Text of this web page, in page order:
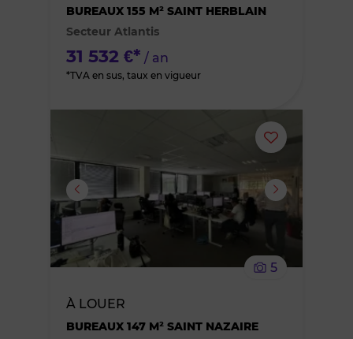
BUREAUX 155 M² SAINT HERBLAIN
Secteur Atlantis
31 532 €* / an
*TVA en sus, taux en vigueur
Ajouter
ou
supprimer
5
À LOUER
BUREAUX 147 M² SAINT NAZAIRE